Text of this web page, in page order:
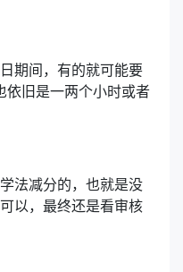
期间，有的就可能要
依旧是一两个小时或者
法减分的，也就是没
以，最终还是看审核